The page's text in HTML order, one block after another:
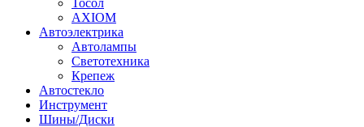
AXIOM
Автоэлектрика
Автолампы
Светотехника
Крепеж
Автостекло
Инструмент
Шины/Диски